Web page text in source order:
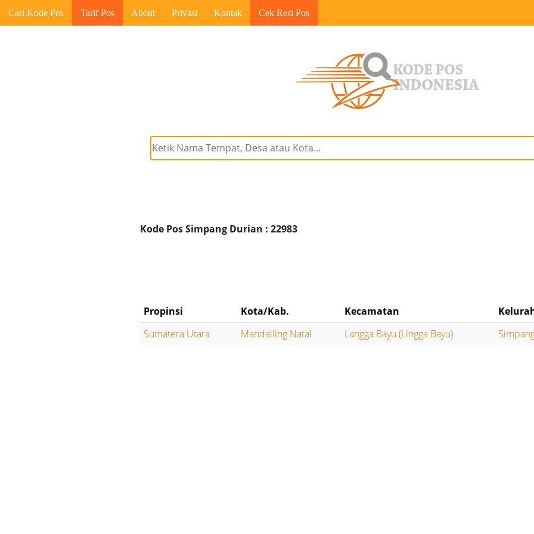
Cari Kode Pos Tarif Pos About Privasi Kontak Cek Resi Pos
Kode Pos Simpang Durian : 22983
Propinsi Kota/Kab. Kecamatan
Sumatera Utara
Mandailing Natal Langga Bayu (Lingga Bayu)